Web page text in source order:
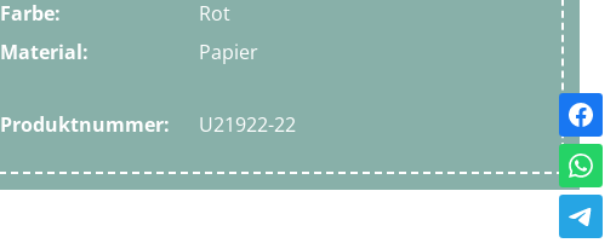
Farbe:
Rot
Material:
Papier
Produktnummer: U21922-22